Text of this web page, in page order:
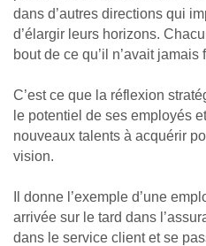
dans d’autres directions qui
d’élargir leurs horizons.
bout de ce qu’il n’avait jamais
C’est ce que la réflexion
le potentiel de ses employés
nouveaux talents à acquérir
vision.
Il donne l’exemple d’une
arrivée sur le tard dans
dans le service client et se